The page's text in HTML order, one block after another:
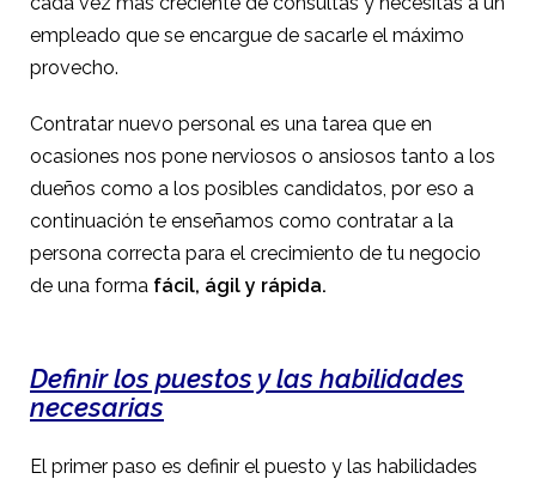
empleado que se encargue de sacarle el máximo
provecho.
Contratar nuevo personal es una tarea que en
ocasiones nos pone nerviosos o ansiosos tanto a los
dueños como a los posibles candidatos, por eso a
continuación te enseñamos como contratar a la
persona correcta para el crecimiento de tu negocio
de una forma fácil, ágil y rápida.
Definir los puestos y las habilidades
necesarias
El primer paso es definir el puesto y las habilidades